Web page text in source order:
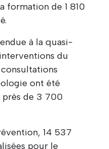
formation de 1 810
à la quasi-
du
ont été
près de 3 700
14 537
pour le